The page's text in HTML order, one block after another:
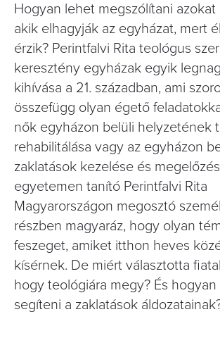
Hogyan lehet megszólítani
akik elhagyják az egyházat, mert
érzik? Perintfalvi Rita teológus
keresztény egyházak egyik
kihívása a 21. században, ami
összefügg olyan égető
nők egyházon belüli helyzetének
rehabilitálása vagy az egyházon
zaklatások kezelése és
egyetemen tanító Perintfalvi Rita
Magyarországon megosztó
részben magyaráz, hogy olyan
feszeget, amiket itthon heves
kísérnek. De miért választotta
hogy teológiára megy? És hogyan
segíteni a zaklatások